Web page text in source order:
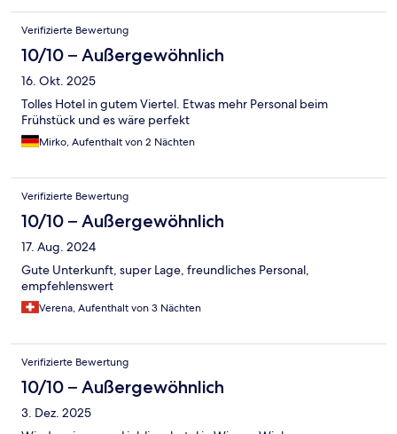
Verifizierte Bewertung
10/10 – Außergewöhnlich
16. Okt. 2025
Tolles Hotel in gutem Viertel. Etwas mehr Personal beim
Frühstück und es wäre perfekt
Mirko, Aufenthalt von 2 Nächten
Verifizierte Bewertung
10/10 – Außergewöhnlich
17. Aug. 2024
Gute Unterkunft, super Lage, freundliches Personal,
empfehlenswert
Verena, Aufenthalt von 3 Nächten
Verifizierte Bewertung
10/10 – Außergewöhnlich
3. Dez. 2025